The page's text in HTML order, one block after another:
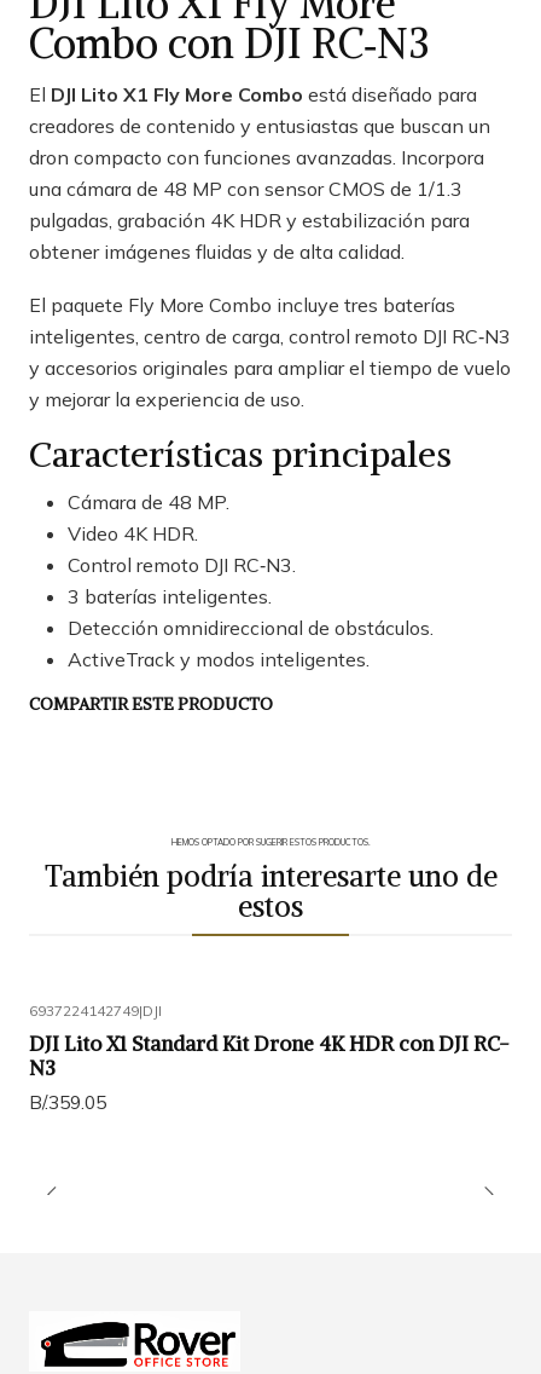
Combo con DJI RC‑N3
El DJI Lito X1 Fly More Combo está diseñado para
creadores de contenido y entusiastas que buscan un
dron compacto con funciones avanzadas. Incorpora
una cámara de 48 MP con sensor CMOS de 1/1.3
pulgadas, grabación 4K HDR y estabilización para
obtener imágenes fluidas y de alta calidad.
El paquete Fly More Combo incluye tres baterías
inteligentes, centro de carga, control remoto DJI RC‑N3
y accesorios originales para ampliar el tiempo de vuelo
y mejorar la experiencia de uso.
Características principales
Cámara de 48 MP.
Video 4K HDR.
Control remoto DJI RC‑N3.
3 baterías inteligentes.
Detección omnidireccional de obstáculos.
ActiveTrack y modos inteligentes.
COMPARTIR ESTE PRODUCTO
HEMOS OPTADO POR SUGERIR ESTOS PRODUCTOS.
También podría interesarte uno de
estos
6937224142749|DJI
DJI Lito X1 Standard Kit Drone 4K HDR con DJI RC-
N3
B/.359.05